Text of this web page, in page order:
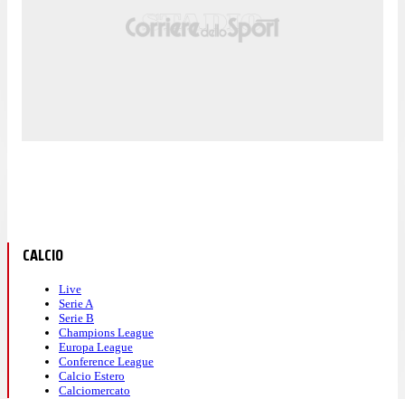
CALCIO
Live
Serie A
Serie B
Champions League
Europa League
Conference League
Calcio Estero
Calciomercato